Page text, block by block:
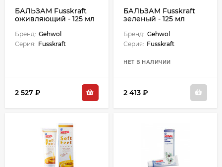
БАЛЬЗАМ Fusskraft
оживляющий - 125 мл
Бренд: Gehwol
Серия: Fusskraft
2 527 ₽
БАЛЬЗАМ Fusskraft
зеленый - 125 мл
Бренд: Gehwol
Серия: Fusskraft
НЕТ В НАЛИЧИИ
2 413 ₽